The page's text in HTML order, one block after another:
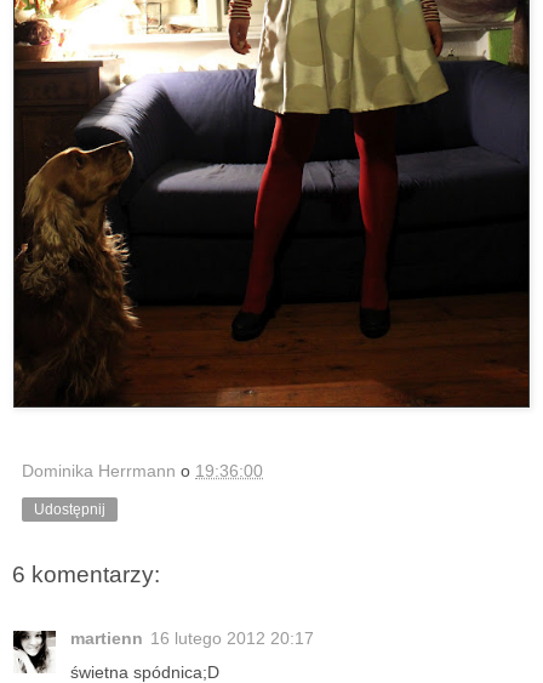
Dominika Herrmann o 19:36:00
Udostępnij
6 komentarzy:
martienn 16 lutego 2012 20:17
świetna spódnica;D